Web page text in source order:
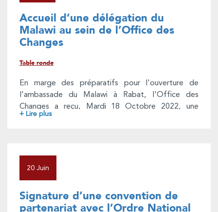
A cette occasion, seront présentées des
photographies témoignant de la lutte nationale
pour la liberté, l'indépendance et la défense de
publications pédagogiques et scientifiques
(romans, thèses...).
Accueil d’une délégation du
Malawi au sein de l’Office des
Changes
Table ronde
En marge des préparatifs pour l'ouverture de
l’ambassade du Malawi à Rabat, l'Office des
Changes a reçu, Mardi 18 Octobre 2022, une
délégation de ce pays.
accordés par la réglementation des changes aux
Au cours de cette rencontre, la délégation
+ Lire plus
20 Juin
Signature d’une convention de
partenariat avec l’Ordre National